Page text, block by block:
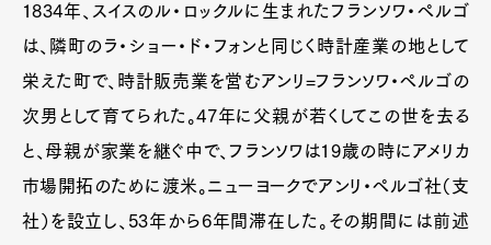
1834年、スイスのル・ロックルに生まれたフランソワ・ペルゴ
は、隣町のラ・ショー・ド・フォンと同じく時計産業の地として
栄えた町で、時計販売業を営むアンリ=フランソワ・ペルゴの
次男として育てられた。47年に父親が若くしてこの世を去る
と、母親が家業を継ぐ中で、フランソワは19歳の時にアメリカ
市場開拓のために渡米。ニューヨークでアンリ・ペルゴ社（支
社）を設立し、53年から6年間滞在した。その期間には前述